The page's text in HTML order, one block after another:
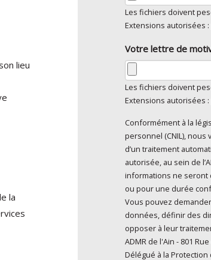
lieu
la
Les fichiers doivent
Extensions autorisées :
Votre lettre de
Les fichiers doivent
Extensions autorisées :
En cliquant sur
personnel*
Conformément à la
personnel (CNIL),
d’un traitement automatisé et sont mises à disposition de toute
autorisée, au sein de
informations ne seront
ou pour une durée
Vous pouvez
données, définir des
opposer à leur
ADMR de l'Ain - 801
Délégué à la